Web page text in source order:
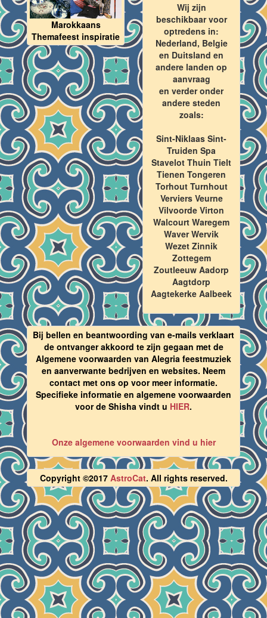
Marokkaans
Themafeest inspiratie
Wij zijn
beschikbaar voor
optredens in:
Nederland, Belgie
en Duitsland en
andere landen op
aanvraag
en verder onder
andere steden
zoals:
Sint-Niklaas Sint-
Truiden Spa
Stavelot Thuin Tielt
Tienen Tongeren
Torhout Turnhout
Verviers Veurne
Vilvoorde Virton
Walcourt Waregem
Waver Wervik
Wezet Zinnik
Zottegem
Zoutleeuw Aadorp
Aagtdorp
Aagtekerke Aalbeek
Bij bellen en beantwoording van e-mails verklaart
de ontvanger akkoord te zijn gegaan met de
Algemene voorwaarden van Alegria feestmuziek
en aanverwante bedrijven en websites. Neem
contact met ons op voor meer informatie.
Specifieke informatie en algemene voorwaarden
voor de Shisha vindt u HIER.
Onze algemene voorwaarden vind u hier
Copyright ©2017 AstroCat. All rights reserved.